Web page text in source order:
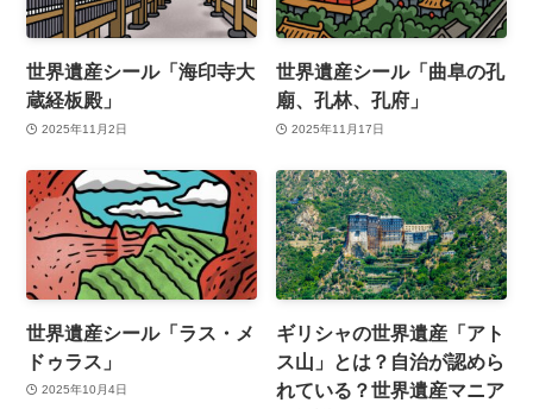
世界遺産シール「海印寺大
蔵経板殿」
2025年11月2日
世界遺産シール「曲阜の孔
廟、孔林、孔府」
2025年11月17日
世界遺産シール「ラス・メ
ドゥラス」
2025年10月4日
ギリシャの世界遺産「アト
ス山」とは？自治が認めら
れている？世界遺産マニア